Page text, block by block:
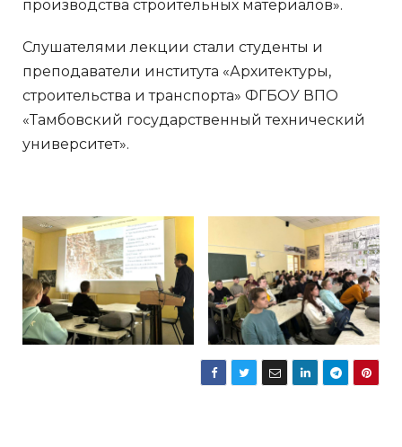
производства строительных материалов».
Слушателями лекции стали студенты и
преподаватели института «Архитектуры,
строительства и транспорта» ФГБОУ ВПО
«Тамбовский государственный технический
университет».